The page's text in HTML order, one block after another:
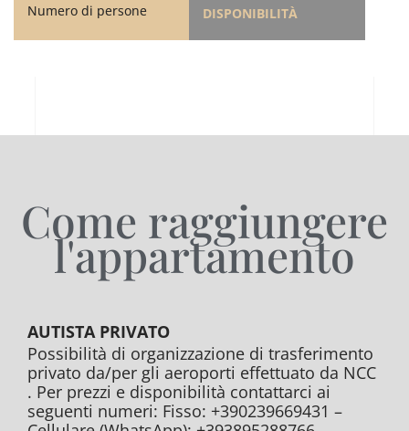
Numero di persone
DISPONIBILITÀ
Come raggiungere
l'appartamento
AUTISTA PRIVATO
Possibilità di organizzazione di trasferimento
privato da/per gli aeroporti effettuato da NCC
. Per prezzi e disponibilità contattarci ai
seguenti numeri: Fisso: +390239669431 –